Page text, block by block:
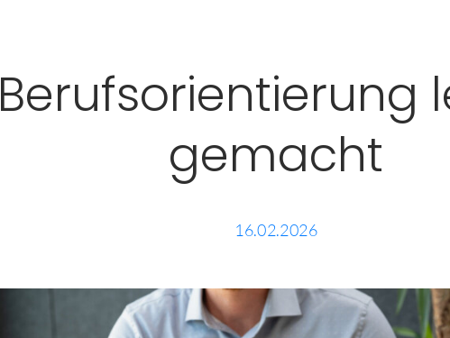
Berufsorientierung
gemacht
16.02.2026